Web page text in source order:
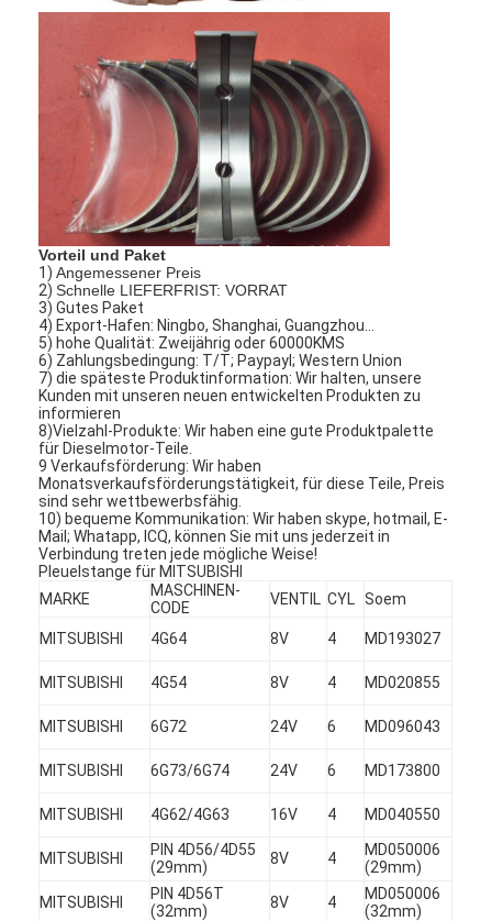
Vorteil und Paket
1)Angemessener Preis
2)Schnelle LIEFERFRIST: VORRAT
3) Gutes Paket
4) Export-Hafen: Ningbo, Shanghai, Guangzhou…
5) hohe Qualität: Zweijährig oder 60000KMS
6) Zahlungsbedingung: T/T; Paypayl; Western Union
7) die späteste Produktinformation: Wir halten, unsere
Kunden mit unseren neuen entwickelten Produkten zu
informieren
8)Vielzahl-Produkte: Wir haben eine gute Produktpalette
für Dieselmotor-Teile.
9 Verkaufsförderung: Wir haben
Monatsverkaufsförderungstätigkeit, für diese Teile, Preis
sind sehr wettbewerbsfähig.
10) bequeme Kommunikation: Wir haben skype, hotmail, E-
Mail; Whatapp, ICQ, können Sie mit uns jederzeit in
Verbindung treten jede mögliche Weise!
Pleuelstange für MITSUBISHI
MARKE
MASCHINEN-
CODE
VENTIL CYL Soem
MITSUBISHI 4G64 8V 4 MD193027
MITSUBISHI 4G54 8V 4 MD020855
MITSUBISHI 6G72 24V 6 MD096043
MITSUBISHI 6G73/6G74 24V 6 MD173800
MITSUBISHI 4G62/4G63 16V 4 MD040550
MITSUBISHI
PIN 4D56/4D55
(29mm)
8V 4
MD050006
(29mm)
MITSUBISHI
PIN 4D56T
(32mm)
8V 4
MD050006
(32mm)